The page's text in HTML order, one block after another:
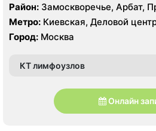
Район: Замоскворечье, Арбат,
Хамовники
Метро: Киевская, Деловой
Боровицкая, Библиотека им.
Арбатская,
Александровский сад
Город: Москва
КТ лимфоузлов
Онлайн